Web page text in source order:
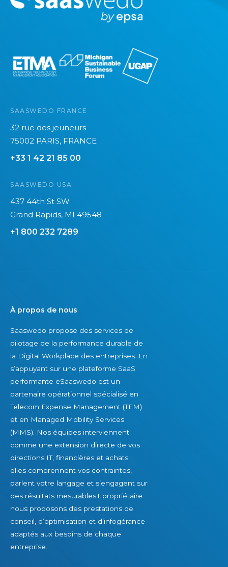
o
SAASWEDO FRANCE
32 rue des jeuneurs
75002 PARIS, FRANCE
+33 1 42 21 85 00
SAASWEDO USA
437 44th St SW
Grand Rapids, MI 49548
+1 800 232 7289
À propos de nous
Saaswedo propose des services de
pilotage de la performance durable de
la Digital Workplace des entreprises. En
s’appuyant sur une plateforme SaaS
performante eSaaswedo est un
partenaire opérationnel spécialisé en
Telecom Expense Management (TEM)
et en Managed Mobility Services
(MMS). Nos équipes interviennent
comme une extension directe de vos
directions IT, financières et achats :
elles comprennent vos contraintes,
parlent votre langage et s’engagent sur
des résultats mesurables.t propriétaire
nous proposons des prestations de
conseil, d’optimisation et d’infogérance
adaptés aux besoins de chaque
entreprise.